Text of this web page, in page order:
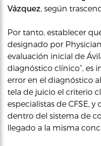
Vázquez, según
Por tanto, establecer
designado por
evaluación inicial de
diagnóstico clínico”, es
error en el diagnóstico
tela de juicio el criterio
especialistas de CFSE,
dentro del sistema de
llegado a la misma